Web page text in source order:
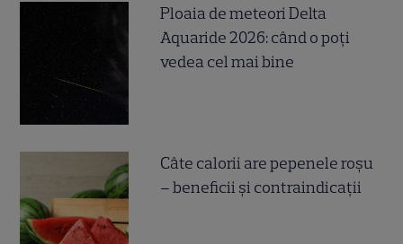
Ploaia de meteori Delta
Aquaride 2026: când o poți
vedea cel mai bine
Câte calorii are pepenele roșu
– beneficii și contraindicații